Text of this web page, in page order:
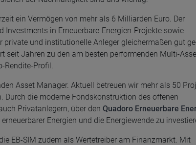
ein Vermögen von mehr als 6 Milliarden Euro. Der
in Erneuerbare-Energien-Projekte sowie
und institutionelle Anleger gleichermaßen gut
seit Jahren zu den am besten performenden Multi-
Profil.
Asset Manager. Aktuell betreuen wir mehr als 50
Durch die moderne Fondskonstruktion des offenen
Privatanlegern, über den Quadoro Erneuerbare
Energien und die Energiewende zu
EB-SIM zudem als Wertetreiber am Finanzmarkt. Mit